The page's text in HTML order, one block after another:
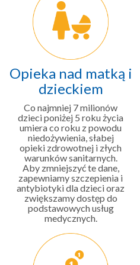
Opieka nad matką i
dzieckiem
Co najmniej 7 milionów
dzieci poniżej 5 roku życia
umiera co roku z powodu
niedożywienia, słabej
opieki zdrowotnej i złych
warunków sanitarnych.
Aby zmniejszyć te dane,
zapewniamy szczepienia i
antybiotyki dla dzieci oraz
zwiększamy dostęp do
podstawowych usług
medycznych.